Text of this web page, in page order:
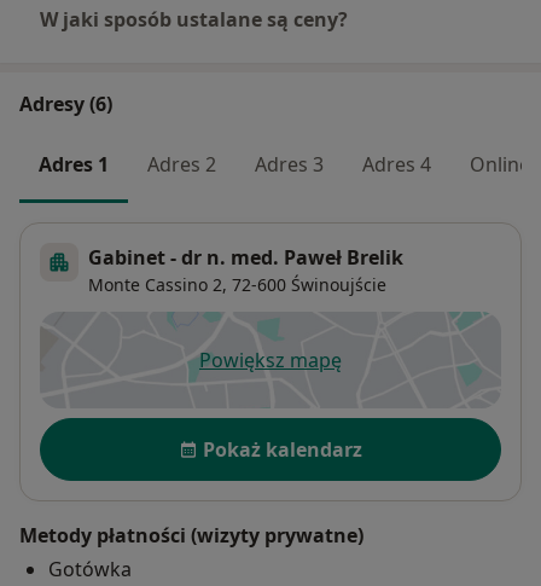
W jaki sposób ustalane są ceny?
Adresy (6)
Adres 1 Adres 2 Adres 3 Adres 4 Online
Gabinet - dr n. med. Paweł Brelik
Monte Cassino 2, 72-600 Świnoujście
Powiększ mapęotwiera się w nowej karcie
Dostępność
Pokaż kalendarz
Metody płatności (wizyty prywatne)
Gotówka